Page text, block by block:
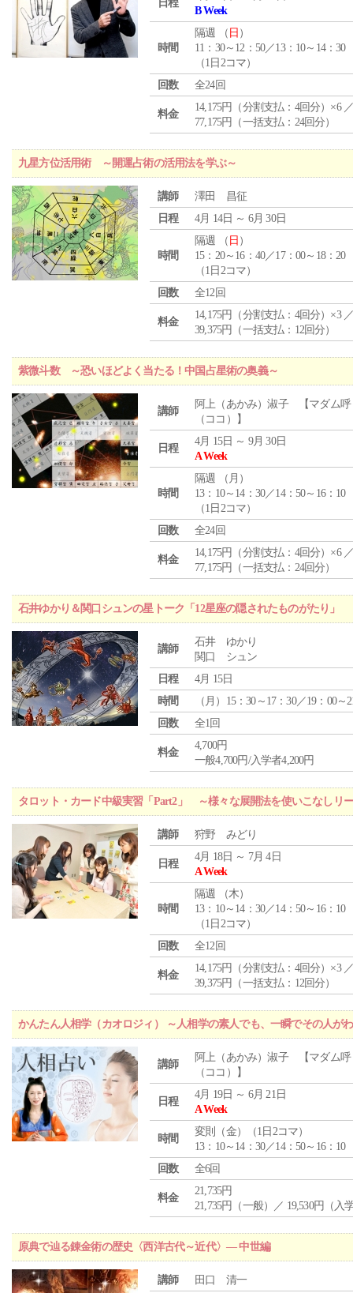
日程
B Week
時間
隔週 （ 日 ）
11：30～12：50／13：10～14：30
（1日2コマ）
回数
全24回
料金
14,175円（分割支払：4回分）×6
77,175円（一括支払：24回分）
九星方位活用術 ～開運占術の活用法を学ぶ～
講師
澤田 昌征
日程
4月 14日 ～ 6月 30日
時間
隔週 （ 日 ）
15：20～16：40／17：00～18：20
（1日2コマ）
回数
全12回
料金
14,175円（分割支払：4回分）×3
39,375円（一括支払：12回分）
紫微斗数 ～恐いほどよく当たる！中国占星術の奥義～
講師
阿上（あかみ）淑子 【マダム呼
（ココ）】
日程
4月 15日 ～ 9月 30日
A Week
時間
隔週 （ 月 ）
13：10～14：30／14：50～16：10
（1日2コマ）
回数
全24回
料金
14,175円（分割支払：4回分）×6
77,175円（一括支払：24回分）
石井ゆかり＆関口シュンの星トーク「12星座の隠されたものがたり」
講師
石井 ゆかり
関口 シュン
日程
4月 15日
時間
（月）15：30～17：30／19：00～
回数
全1回
料金
4,700円
一般4,700円/入学者4,200円
タロット・カード中級実習「Part2」 ～様々な展開法を使いこなしリ
講師 狩野 みどり
日程
4月 18日 ～ 7月 4日
A Week
時間
隔週 （木）
13：10～14：30／14：50～16：10
（1日2コマ）
回数
全12回
料金
14,175円（分割支払：4回分）×3
39,375円（一括支払：12回分）
かんたん人相学（カオロジィ） ～人相学の素人でも、一瞬でその人が
講師
阿上（あかみ）淑子 【マダム呼
（ココ）】
日程
4月 19日 ～ 6月 21日
A Week
時間
変則（金）（1日2コマ）
13：10～14：30／14：50～16：10
回数
全6回
料金
21,735円
21,735円（一般）／ 19,530円（入
原典で辿る錬金術の歴史〈西洋古代～近代〉― 中世編
講師 田口 清一